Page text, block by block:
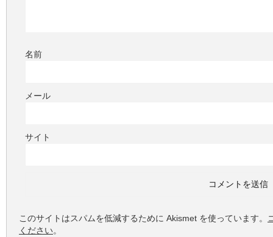
名前
メール
サイト
このサイトはスパムを低減するために Akismet を使っています。
ください。